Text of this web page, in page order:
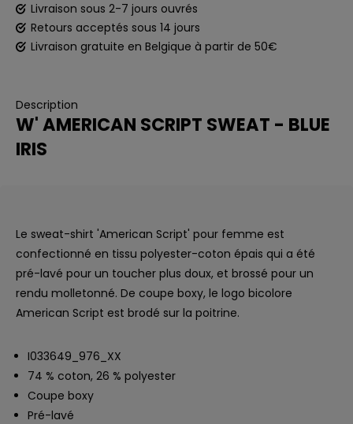
Livraison sous 2-7 jours ouvrés
Retours acceptés sous 14 jours
Livraison gratuite en Belgique à partir de 50€
Description
W' AMERICAN SCRIPT SWEAT - BLUE
IRIS
Le sweat-shirt 'American Script' pour femme est
confectionné en tissu polyester-coton épais qui a été
pré-lavé pour un toucher plus doux, et brossé pour un
rendu molletonné. De coupe boxy, le logo bicolore
American Script est brodé sur la poitrine.
I033649_976_XX
74 % coton, 26 % polyester
Coupe boxy
Pré-lavé